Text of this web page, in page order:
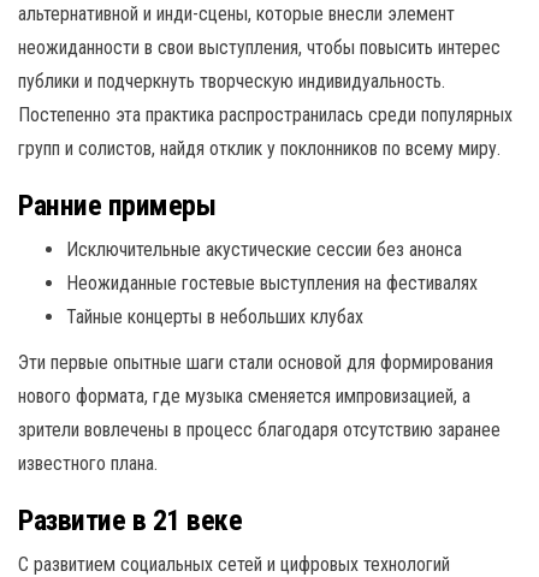
альтернативной и инди-сцены, которые внесли элемент
неожиданности в свои выступления, чтобы повысить интерес
публики и подчеркнуть творческую индивидуальность.
Постепенно эта практика распространилась среди популярных
групп и солистов, найдя отклик у поклонников по всему миру.
Ранние примеры
Исключительные акустические сессии без анонса
Неожиданные гостевые выступления на фестивалях
Тайные концерты в небольших клубах
Эти первые опытные шаги стали основой для формирования
нового формата, где музыка сменяется импровизацией, а
зрители вовлечены в процесс благодаря отсутствию заранее
известного плана.
Развитие в 21 веке
С развитием социальных сетей и цифровых технологий